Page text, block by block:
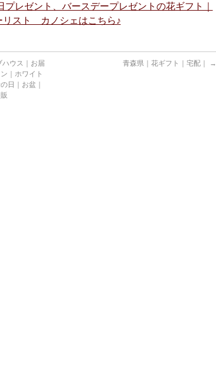
プレゼント、バースデープレゼントの花ギフト｜
スト カノシェはこちら♪
ウス｜お届
｜ホワイト
日｜お盆｜
青森県｜花ギフト｜宅配｜ →